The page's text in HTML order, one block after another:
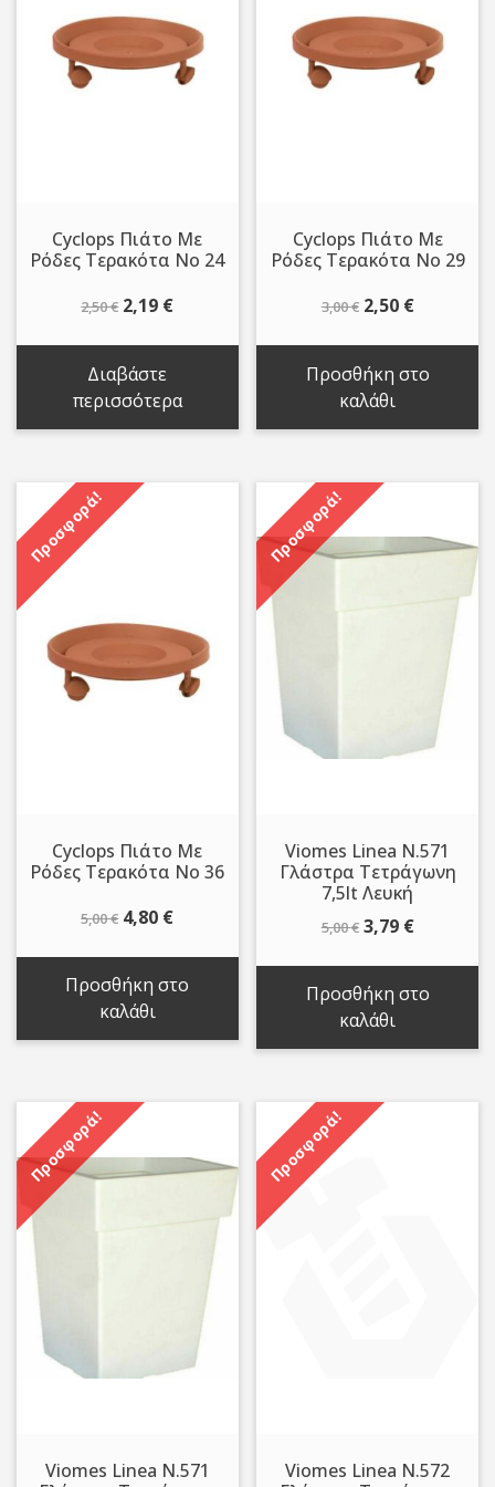
Cyclops Πιάτο Με
Ρόδες Τερακότα No 24
2,50€ Original
2,50 €.
2,19 €Η
2,19 €.
Διαβάστε
περισσότερα
Cyclops Πιάτο Με
Ρόδες Τερακότα No 29
3,00€ Original
3,00 €.
2,50 €Η
είναι:
Προσθήκη στο
καλάθι
Προσφορά!
Cyclops Πιάτο Με
Ρόδες Τερακότα No 36
5,00€ Original
5,00 €.
4,80 €Η
είναι:
Προσθήκη στο
καλάθι
Προσφορά!
Viomes Linea N.571
Γλάστρα Τετράγωνη
7,5lt Λευκή
5,00€ Original
5,00 €.
3,79 €Η
είναι:
Προσθήκη στο
καλάθι
Προσφορά!
Viomes Linea N.571
Προσφορά!
Viomes Linea N.572